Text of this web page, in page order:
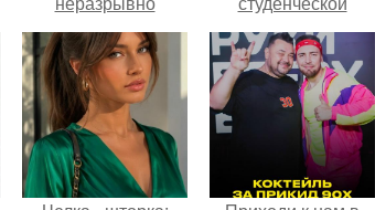
связана с создание
своего контента,
своей страницы в
соц сетях.
жизни?